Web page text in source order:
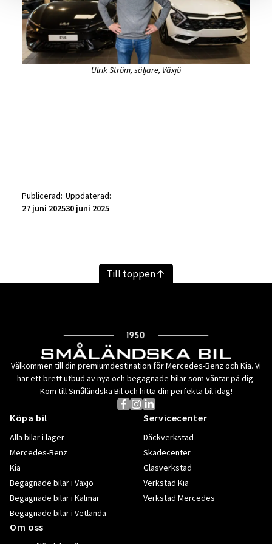
Ulrik Ström, säljare, Växjö
Publicerad:
27 juni 2025
Uppdaterad:
30 juni 2025
Till toppen
Välkommen till din premiumdestination för Mercedes-Benz och Kia. Vi
har ett brett utbud av nya och begagnade bilar som väntar på dig.
Kom till Småländska Bil och hitta din perfekta bil idag!
Köpa bil
Alla bilar i lager
Mercedes-Benz
Kia
Begagnade bilar i Växjö
Begagnade bilar i Kalmar
Begagnade bilar i Vetlanda
Servicecenter
Däckverkstad
Skadecenter
Glasverkstad
Verkstad Kia
Verkstad Mercedes
Om oss